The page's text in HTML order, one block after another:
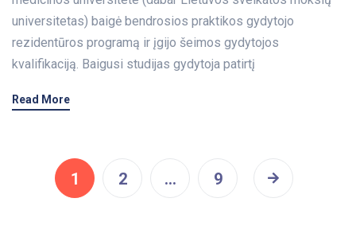
universitetas) baigė bendrosios praktikos gydytojo
rezidentūros programą ir įgijo šeimos gydytojos
kvalifikaciją. Baigusi studijas gydytoja patirtį
Read More
1 2 … 9